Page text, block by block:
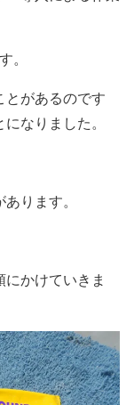
。
とがあるのです
なりました。
ります。
かけていきま